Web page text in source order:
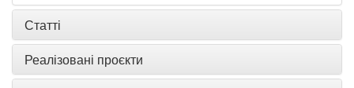
Статті
Реалізовані проєкти